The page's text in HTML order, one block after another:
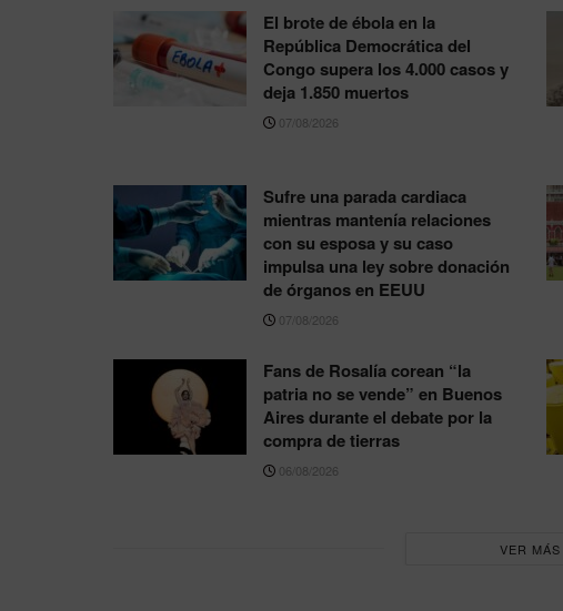
El brote de ébola en la
República Democrática del
Congo supera los 4.000 casos y
deja 1.850 muertos
07/08/2026
Sufre una parada cardiaca
mientras mantenía relaciones
con su esposa y su caso
impulsa una ley sobre donación
de órganos en EEUU
07/08/2026
Fans de Rosalía corean “la
patria no se vende” en Buenos
Aires durante el debate por la
compra de tierras
06/08/2026
VER MÁS